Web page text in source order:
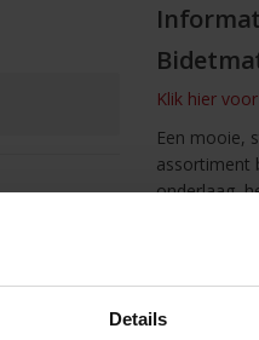
Details
Klik hier
Een mooie,
assortiment
onderlaag,
zij